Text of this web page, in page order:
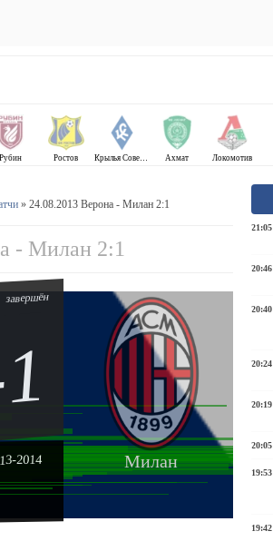
Рубин Ростов Крылья Советов Ахмат Локомотив
» 24.08.2013 Верона - Милан 2:1
- Милан 2:1
Милан
завершён
2014
21:05
20:46
20:40
20:24
20:19
20:05
19:53
19:42